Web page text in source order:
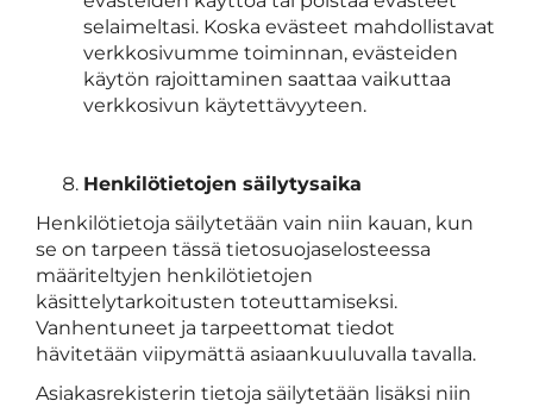
selaimeltasi. Koska evästeet mahdollistavat
verkkosivumme toiminnan, evästeiden
käytön rajoittaminen saattaa vaikuttaa
verkkosivun käytettävyyteen.
Henkilötietojen säilytysaika
Henkilötietoja säilytetään vain niin kauan, kun
se on tarpeen tässä tietosuojaselosteessa
määriteltyjen henkilötietojen
käsittelytarkoitusten toteuttamiseksi.
Vanhentuneet ja tarpeettomat tiedot
hävitetään viipymättä asiaankuuluvalla tavalla.
Asiakasrekisterin tietoja säilytetään lisäksi niin